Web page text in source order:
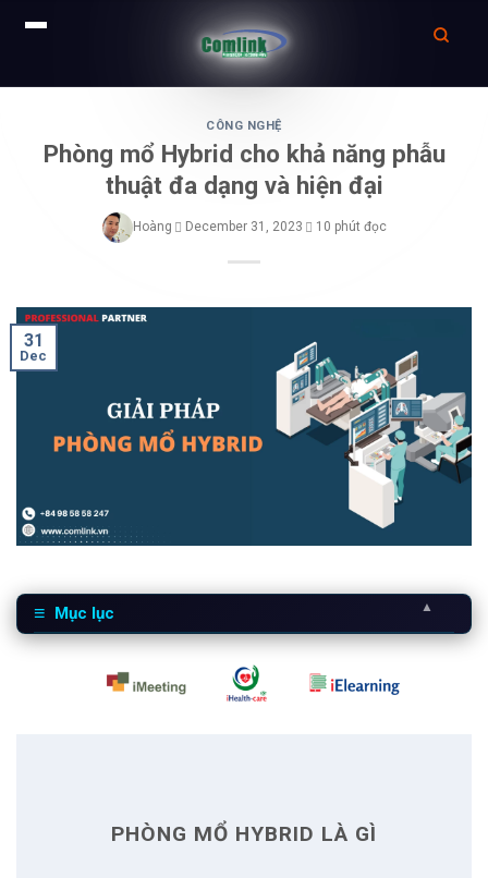
content
CÔNG NGHỆ
Phòng mổ Hybrid cho khả năng phẫu
thuật đa dạng và hiện đại
Hoàng December 31, 2023 10 phút đọc
31
Dec
Mục lục ▲
PHÒNG MỔ HYBRID LÀ GÌ